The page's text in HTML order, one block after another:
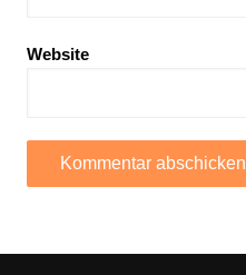
Website